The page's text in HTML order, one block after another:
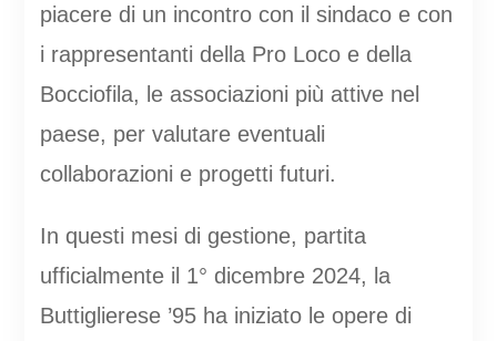
piacere di un incontro con il sindaco e con
i rappresentanti della Pro Loco e della
Bocciofila, le associazioni più attive nel
paese, per valutare eventuali
collaborazioni e progetti futuri.
In questi mesi di gestione, partita
ufficialmente il 1° dicembre 2024, la
Buttiglierese ’95 ha iniziato le opere di